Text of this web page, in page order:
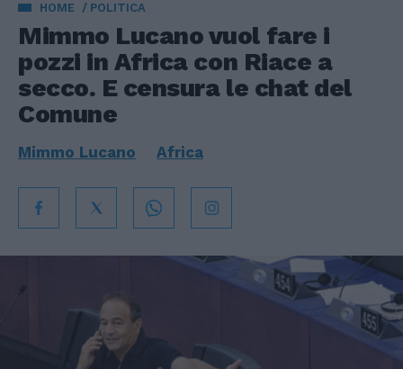
HOME POLITICA
Mimmo Lucano vuol fare i
pozzi in Africa con Riace a
secco. E censura le chat del
Comune
Mimmo Lucano Africa